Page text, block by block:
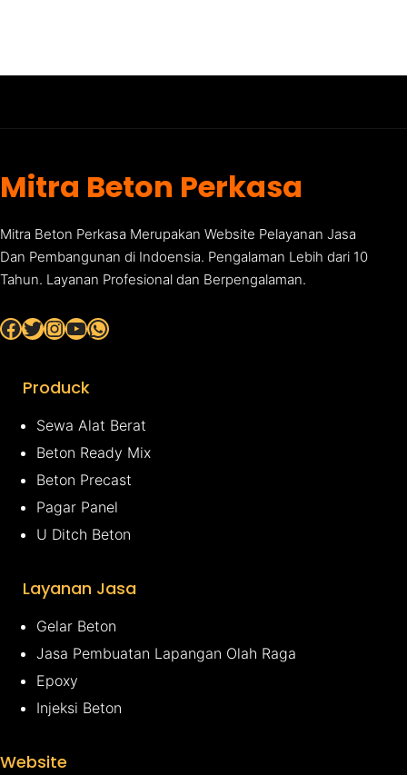
Mitra Beton Perkasa
Mitra Beton Perkasa Merupakan Website Pelayanan Jasa
Dan Pembangunan di Indoensia. Pengalaman Lebih dari 10
Facebook Twitter Instagram YouTube WhatsApp
Sewa Alat Berat
Beton Ready Mix
Beton Precast
Pagar Panel
Gelar Beton
Jasa Pembuatan Lapangan Olah Raga
Epoxy